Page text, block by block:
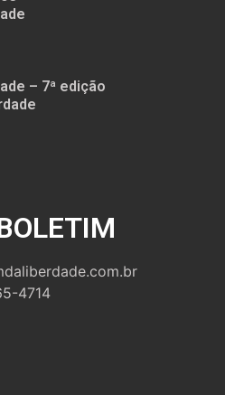
– 7ª edição
4714